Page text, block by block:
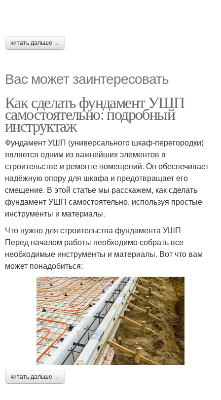
читать дальше →
Вас может заинтересовать
Как сделать фундамент УШП
самостоятельно: подробный
инструктаж
Фундамент УШП (универсального шкаф-перегородки)
является одним из важнейших элементов в
строительстве и ремонте помещений. Он обеспечивает
надёжную опору для шкафа и предотвращает его
смещение. В этой статье мы расскажем, как сделать
фундамент УШП самостоятельно, используя простые
инструменты и материалы.
Что нужно для строительства фундамента УШП
Перед началом работы необходимо собрать все
необходимые инструменты и материалы. Вот что вам
может понадобиться:
читать дальше →